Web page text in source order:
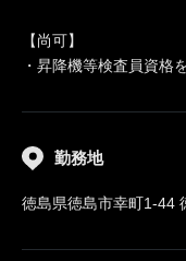
【尚可】
・昇降機等検査員資格
勤務地
徳島県徳島市幸町1-44